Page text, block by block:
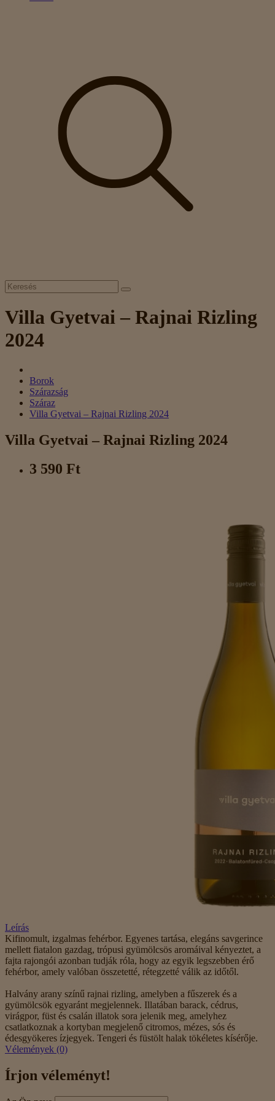
Villa Gyetvai – Rajnai Rizling
2024
Borok
Szárazság
Száraz
Villa Gyetvai – Rajnai Rizling 2024
Villa Gyetvai – Rajnai Rizling 2024
3 590 Ft
Leírás
Kifinomult, izgalmas fehérbor. Egyenes tartása, elegáns savgerince
mellett fiatalon gazdag, trópusi gyümölcsös aromáival kényeztet, a
fajta rajongói azonban tudják róla, hogy az egyik legszebben érő
fehérbor, amely valóban összetetté, rétegzetté válik az időtől.
Halvány arany színű rajnai rizling, amelyben a fűszerek és a
gyümölcsök egyaránt megjelennek. Illatában barack, cédrus,
virágpor, füst és csalán illatok sora jelenik meg, amelyhez
csatlatkoznak a kortyban megjelenő citromos, mézes, sós és
édesgyökeres ízjegyek. Tengeri és füstölt halak tökéletes kísérője.
Vélemények (0)
Írjon véleményt!